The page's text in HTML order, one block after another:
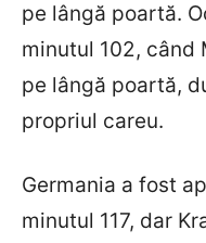
pe lângă poartă.
minutul 102, când
pe lângă poartă,
propriul careu.
Germania a fost
minutul 117, dar